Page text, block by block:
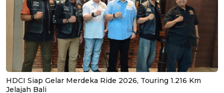
HDCI Siap Gelar Merdeka Ride 2026, Touring 1.216 Km
Jelajah Bali